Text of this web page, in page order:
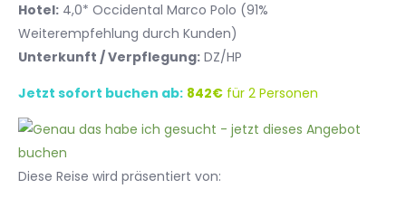
Hotel: 4,0* Occidental Marco Polo (91%
Weiterempfehlung durch Kunden)
Unterkunft / Verpflegung: DZ/HP
Jetzt sofort buchen ab: 842€ für 2 Personen
Diese Reise wird präsentiert von: